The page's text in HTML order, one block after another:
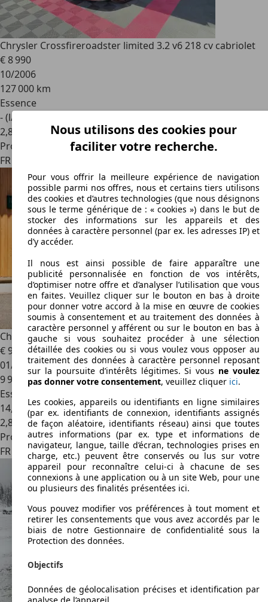
Chrysler Crossfireroadster limited 3.2 v6 218 cv cabriolet
€ 8 990
10/2006
127 000 km
Essence
- (l/100 km)
2,8
Professionnel
FR 84120
Chrysler Viper Viper RT/10
€ 99 900
01/1995
9 900 km
Essence
14,7 l/100 km (mixte)
2,8
Professionnel
FR 13660Orgon
Nous utilisons des cookies pour
faciliter votre recherche.
Pour vous offrir la meilleure expérience de navigation
possible parmi nos offres, nous et certains tiers utilisons
des cookies et d’autres technologies (que nous désignons
sous le terme générique de : « cookies ») dans le but de
stocker des informations sur les appareils et des
données à caractère personnel (par ex. les adresses IP) et
d’y accéder.
Il nous est ainsi possible de faire apparaître une
publicité personnalisée en fonction de vos intérêts,
d’optimiser notre offre et d’analyser l’utilisation que vous
en faites. Veuillez cliquer sur le bouton en bas à droite
pour donner votre accord à la mise en œuvre de cookies
soumis à consentement et au traitement des données à
caractère personnel y afférent ou sur le bouton en bas à
gauche si vous souhaitez procéder à une sélection
détaillée des cookies ou si vous voulez vous opposer au
traitement des données à caractère personnel reposant
sur la poursuite d’intérêts légitimes. Si vous ne voulez
pas donner votre consentement, veuillez cliquer ici.
Les cookies, appareils ou identifiants en ligne similaires
(par ex. identifiants de connexion, identifiants assignés
de façon aléatoire, identifiants réseau) ainsi que toutes
autres informations (par ex. type et informations de
navigateur, langue, taille d’écran, technologies prises en
charge, etc.) peuvent être conservés ou lus sur votre
appareil pour reconnaître celui-ci à chacune de ses
connexions à une application ou à un site Web, pour une
ou plusieurs des finalités présentées ici.
Vous pouvez modifier vos préférences à tout moment et
retirer les consentements que vous avez accordés par le
biais de notre Gestionnaire de confidentialité sous la
Protection des données.
Objectifs
Données de géolocalisation précises et identification par